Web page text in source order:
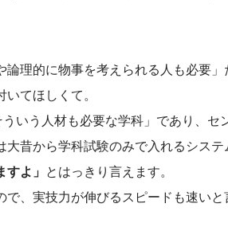
理的に物事を考えられる人も必要」
てほしくて。
いう人材も必要な学科」であり、セ
昔から学科試験のみで入れるシステ
よ」 とはっきり言えます。
、実技力が伸びるスピードも速いと